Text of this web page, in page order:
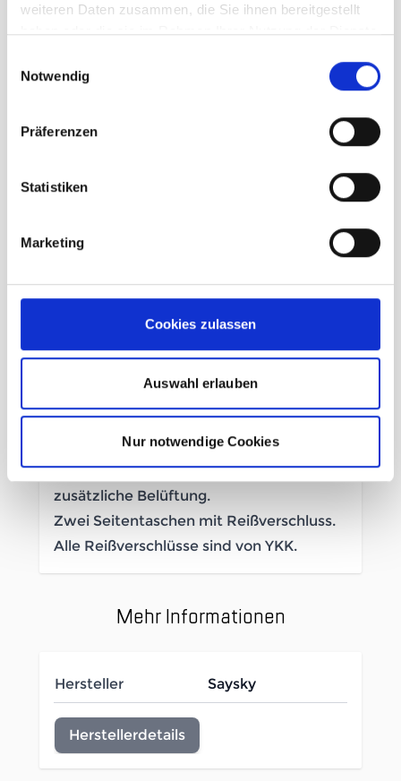
weiteren Daten zusammen, die Sie ihnen bereitgestellt
haben oder die sie im Rahmen Ihrer Nutzung der Dienste
Notwendig
Präferenzen
Statistiken
Marketing
Cookies zulassen
Auswahl erlauben
Nur notwendige Cookies
190g in Damengröße S
100% Polyester.SAYSKYDRY
mit technischen
Feuchtigkeitsregulierungseigenschaften,
Elastischer und verstellbarer Kordelzug
Nadelöhre unter den Armen für
zusätzliche Belüftung.
Zwei Seitentaschen mit Reißverschluss.
Alle Reißverschlüsse sind von YKK.
Mehr Informationen
Hersteller Saysky
Herstellerdetails